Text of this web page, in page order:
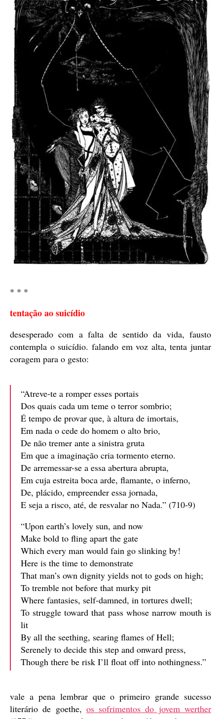
* * *
tentação ao suicídio
desesperado com a falta de sentido da vida, fausto
contempla o suicídio. falando em voz alta, tenta juntar
coragem para o gesto:
“Atreve-te a romper esses portais
Dos quais cada um teme o terror sombrio;
É tempo de provar que, à altura de imortais,
Em nada o cede do homem o alto brio,
De não tremer ante a sinistra gruta
Em que a imaginação cria tormento eterno.
De arremessar-se a essa abertura abrupta,
Em cuja estreita boca arde, flamante, o inferno,
De, plácido, empreender essa jornada,
E seja a risco, até, de resvalar no Nada.” (710-9)
“Upon earth’s lovely sun, and now
Make bold to fling apart the gate
Which every man would fain go slinking by!
Here is the time to demonstrate
That man’s own dignity yields not to gods on high;
To tremble not before that murky pit
Where fantasies, self-damned, in tortures dwell;
To struggle toward that pass whose narrow mouth is
lit
By all the seething, searing flames of Hell;
Serenely to decide this step and onward press,
Though there be risk I’ll float off into nothingness.”
vale a pena lembrar que o primeiro grande sucesso
literário de goethe, os sofrimentos do jovem werther